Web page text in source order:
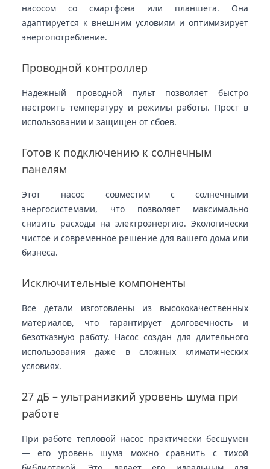
насосом со смартфона или планшета. Она
адаптируется к внешним условиям и оптимизирует
энергопотребление.
Проводной контроллер
Надежный проводной пульт позволяет быстро
настроить температуру и режимы работы. Прост в
использовании и защищен от сбоев.
Готов к подключению к солнечным
панелям
Этот насос совместим с солнечными
энергосистемами, что позволяет максимально
снизить расходы на электроэнергию. Экологически
чистое и современное решение для вашего дома или
бизнеса.
Исключительные компоненты
Все детали изготовлены из высококачественных
материалов, что гарантирует долговечность и
безотказную работу. Насос создан для длительного
использования даже в сложных климатических
условиях.
27 дБ – ультранизкий уровень шума при
работе
При работе тепловой насос практически бесшумен
— его уровень шума можно сравнить с тихой